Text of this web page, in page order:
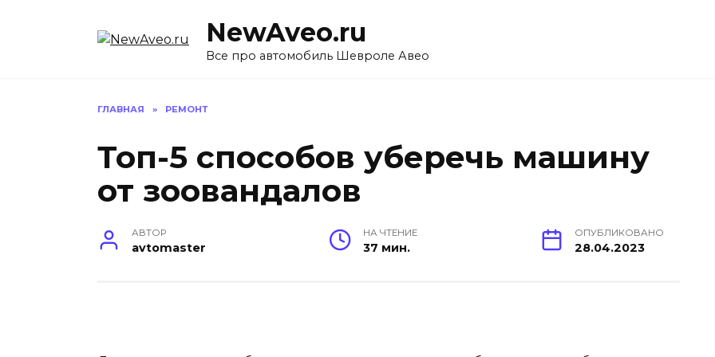
NewAveo.ru
Все про автомобиль Шевроле Авео
ГЛАВНАЯ » РЕМОНТ
Топ-5 способов уберечь машину
от зоовандалов
АВТОР
avtomaster
НА ЧТЕНИЕ
37 мин.
ОПУБЛИКОВАНО
28.04.2023